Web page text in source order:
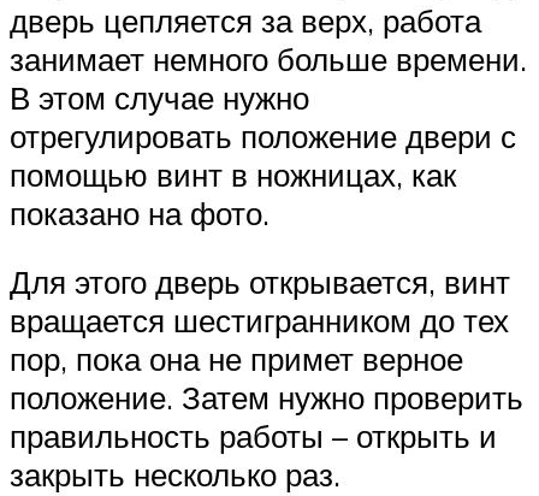
дверь цепляется за верх, работа
занимает немного больше времени.
В этом случае нужно
отрегулировать положение двери с
помощью винт в ножницах, как
показано на фото.
Для этого дверь открывается, винт
вращается шестигранником до тех
пор, пока она не примет верное
положение. Затем нужно проверить
правильность работы – открыть и
закрыть несколько раз.